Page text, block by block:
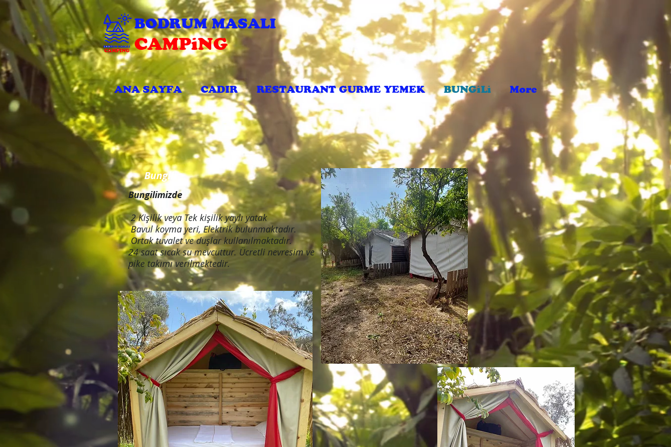
BODRUM MASALI
CAMPiNG
ANA SAYFA ÇADIR RESTAURANT GURME YEMEK BUNGiLi More
Bungili
Bungilimizde
2 Kişilik veya Tek kişilik yaylı yatak
Bavul koyma yeri, Elektrik bulunmaktadır.
Ortak tuvalet ve duşlar kullanılmaktadır.
24 saat sıcak su mevcuttur. Ücretli nevresim ve
pike takımı verilmektedir.